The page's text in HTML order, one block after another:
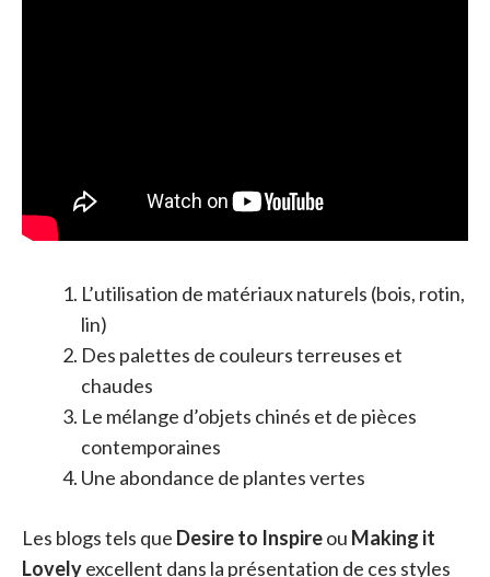
L’utilisation de matériaux naturels (bois, rotin,
lin)
Des palettes de couleurs terreuses et
chaudes
Le mélange d’objets chinés et de pièces
contemporaines
Une abondance de plantes vertes
Les blogs tels que Desire to Inspireou Making it
Lovelyexcellent dans la présentation de ces styles